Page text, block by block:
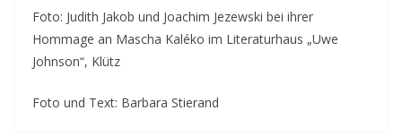
Foto: Judith Jakob und Joachim Jezewski bei ihrer
Hommage an Mascha Kaléko im Literaturhaus „Uwe
Johnson“, Klütz
Foto und Text: Barbara Stierand